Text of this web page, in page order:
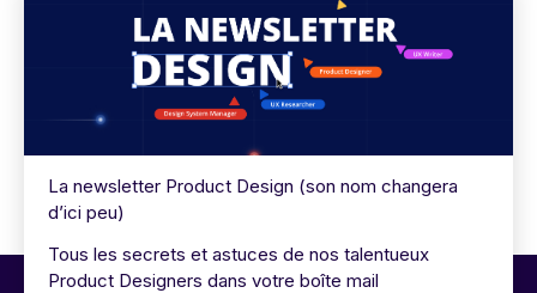
La newsletter Product Design (son nom changera
d’ici peu)
Tous les secrets et astuces de nos talentueux
Product Designers dans votre boîte mail